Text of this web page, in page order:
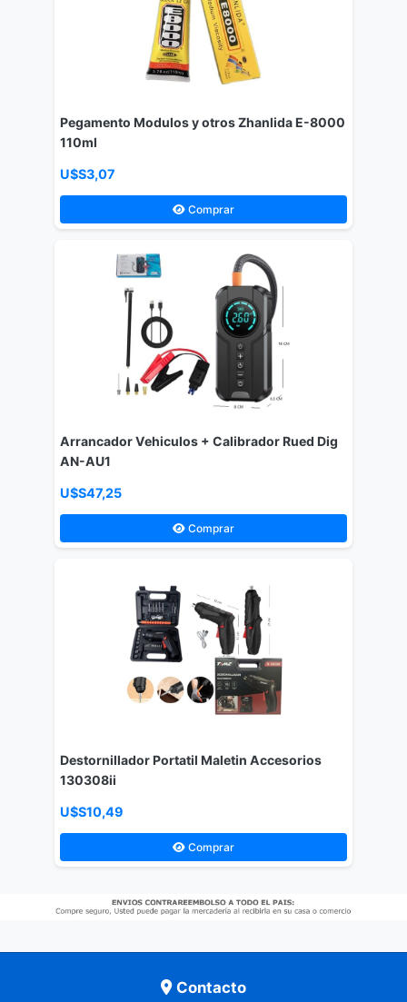
Pegamento Modulos y otros Zhanlida E-8000
110ml
U$S3,07
Comprar
Arrancador Vehiculos + Calibrador Rued Dig
AN-AU1
U$S47,25
Comprar
Destornillador Portatil Maletin Accesorios
130308ii
U$S10,49
Comprar
Contacto